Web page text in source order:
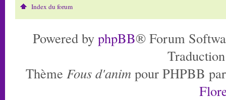
Index du forum
Powered by phpBB® Forum
Thème Fous d'anim pour PHPBB